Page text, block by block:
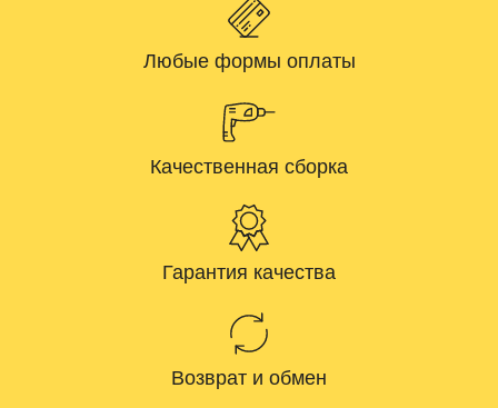
Любые формы оплаты
Качественная сборка
Гарантия качества
Возврат и обмен